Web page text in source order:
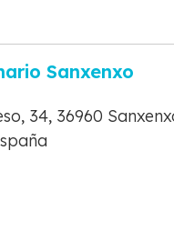
Sanxenxo
34, 36960